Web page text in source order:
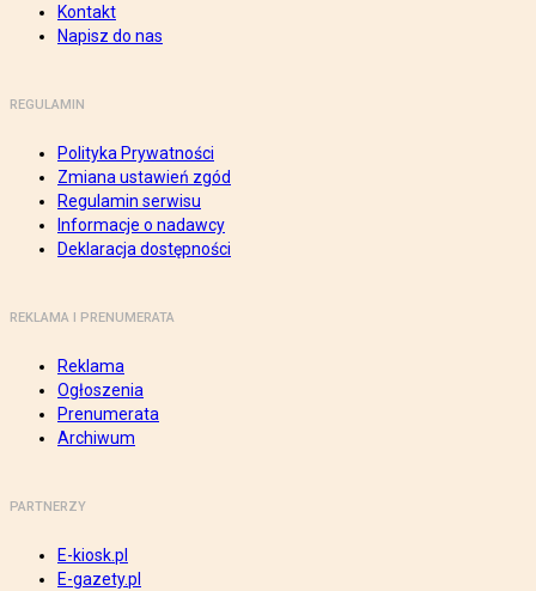
Kontakt
Napisz do nas
REGULAMIN
Polityka Prywatności
Zmiana ustawień zgód
Regulamin serwisu
Informacje o nadawcy
Deklaracja dostępności
REKLAMA I PRENUMERATA
Reklama
Ogłoszenia
Prenumerata
Archiwum
PARTNERZY
E-kiosk.pl
E-gazety.pl